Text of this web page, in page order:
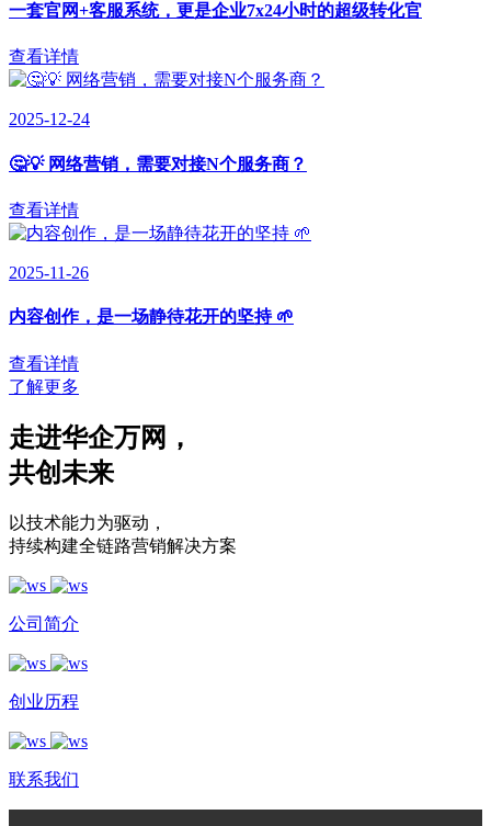
一套官网+客服系统，更是企业7x24小时的超级转化官
查看详情
2025-12-24
🤔💡 网络营销，需要对接N个服务商？
查看详情
2025-11-26
内容创作，是一场静待花开的坚持 🌱
查看详情
了解更多
走进华企万网 ，
共创未来
以技术能力为驱动 ，
持续构建全链路营销解决方案
公司简介
创业历程
联系我们